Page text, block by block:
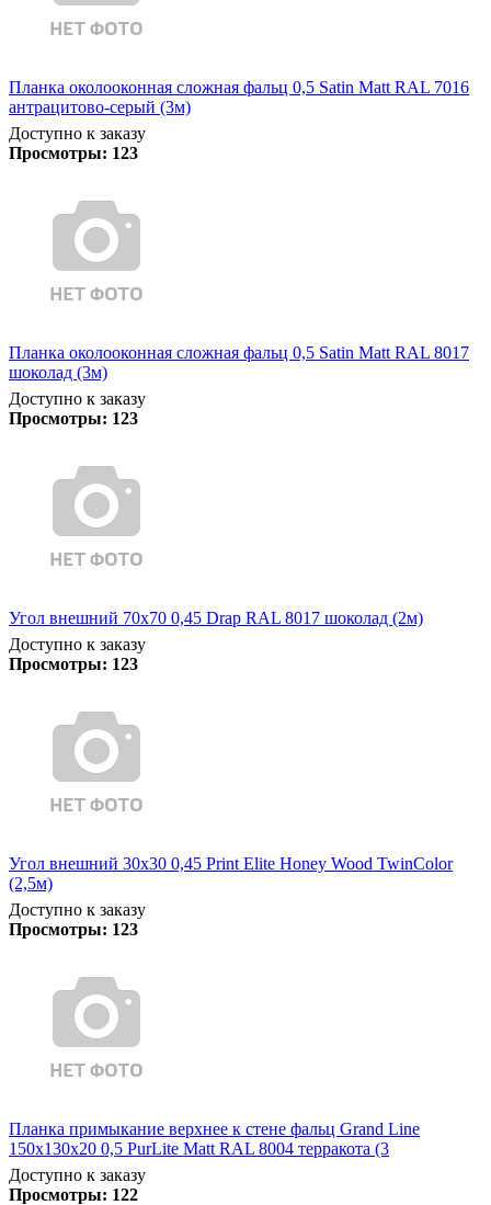
Планка околооконная сложная фальц 0,5 Satin Matt RAL 7016
антрацитово-серый (3м)
Доступно к заказу
Просмотры: 123
Планка околооконная сложная фальц 0,5 Satin Matt RAL 8017
шоколад (3м)
Доступно к заказу
Просмотры: 123
Угол внешний 70х70 0,45 Drap RAL 8017 шоколад (2м)
Доступно к заказу
Просмотры: 123
Угол внешний 30х30 0,45 Print Elite Honey Wood TwinColor
(2,5м)
Доступно к заказу
Просмотры: 123
Планка примыкание верхнее к стене фальц Grand Line
150х130х20 0,5 PurLite Matt RAL 8004 терракота (3
Доступно к заказу
Просмотры: 122